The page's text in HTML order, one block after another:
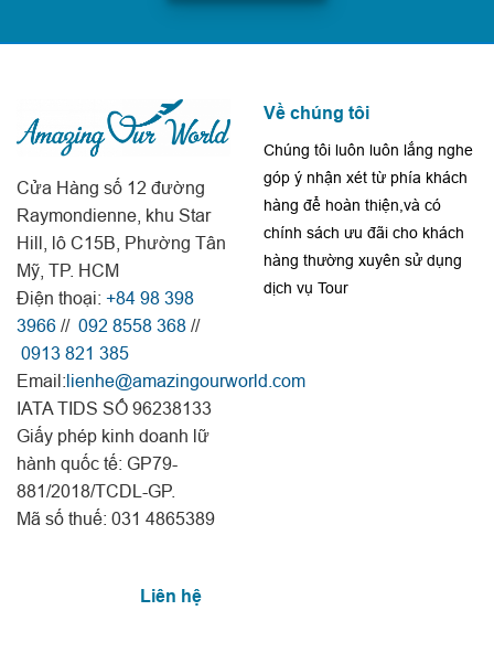
Cửa Hàng số 12 đường
Raymondienne, khu Star
Hill, lô C15B, Phường Tân
Mỹ, TP. HCM
Điện thoại: +84 98 398
3966 // 092 8558 368 //
0913 821 385
Email:lienhe@amazingourworld.com
IATA TIDS SỐ 96238133
Giấy phép kinh doanh lữ
hành quốc tế: GP79-
881/2018/TCDL-GP.
Mã số thuế: 031 4865389
Về chúng tôi
Chúng tôi luôn luôn lắng nghe
góp ý nhận xét từ phía khách
hàng để hoàn thiện,và có
chính sách ưu đãi cho khách
hàng thường xuyên sử dụng
dịch vụ Tour
Liên hệ